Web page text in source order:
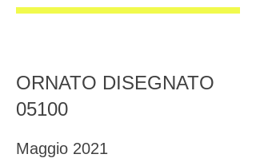
ORNATO DISEGNATO
05100
Maggio 2021